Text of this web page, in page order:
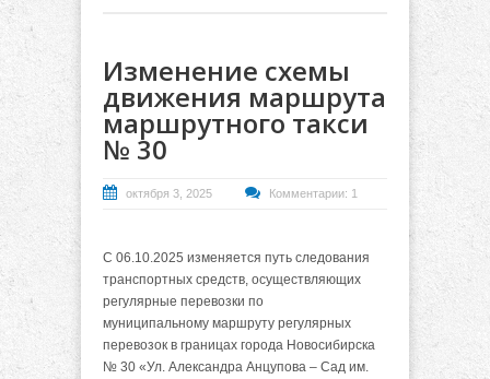
Изменение схемы
движения маршрута
маршрутного такси
№ 30
октября 3, 2025 Комментарии: 1
С 06.10.2025 изменяется путь следования
транспортных средств, осуществляющих
регулярные перевозки по
муниципальному маршруту регулярных
перевозок в границах города Новосибирска
№ 30 «Ул. Александра Анцупова – Сад им.